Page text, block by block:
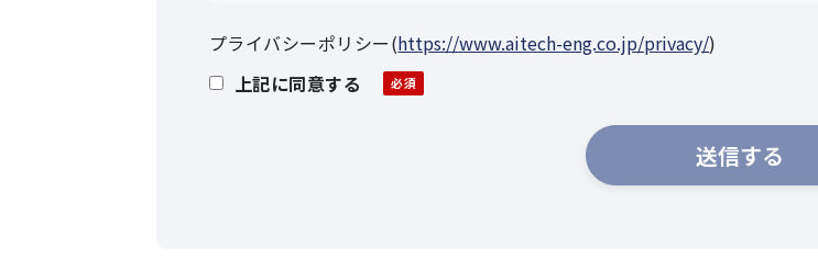
プライバシーポリシー(https://www.aitech-eng.co.jp/privacy/)
上記に同意する